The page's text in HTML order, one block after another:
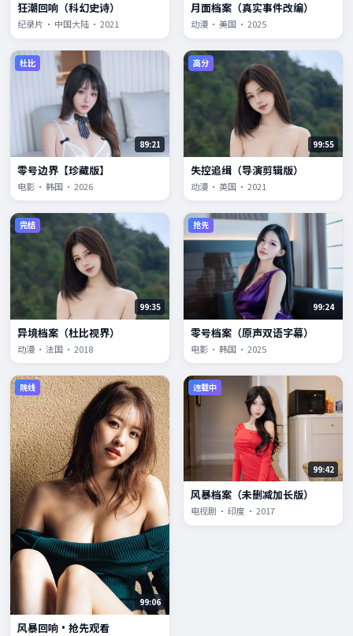
狂潮回响（科幻史诗）
纪录片 · 中国大陆 · 2021
月面档案（真实事件改编）
动漫 · 美国 · 2025
杜比
89:21
零号边界【珍藏版】
电影 · 韩国 · 2026
高分
99:55
失控追缉（导演剪辑版）
动漫 · 英国 · 2021
完结
99:35
异境档案（杜比视界）
动漫 · 法国 · 2018
抢先
99:24
零号档案（原声双语字幕）
电影 · 韩国 · 2025
院线
99:06
风暴回响·抢先观看
连载中
99:42
风暴档案（未删减加长版）
电视剧 · 印度 · 2017